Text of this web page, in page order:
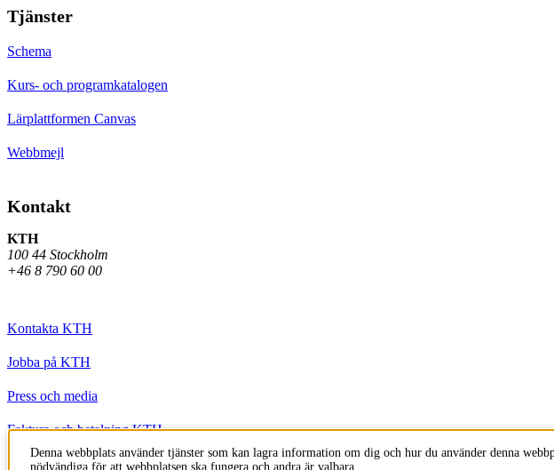
Tjänster
Schema
Kurs- och programkatalogen
Lärplattformen Canvas
Webbmejl
Kontakt
KTH
100 44 Stockholm
+46 8 790 60 00
Kontakta KTH
Jobba på KTH
Press och media
Faktura och betalning KTH
Om KTH:s webbplatser
Denna webbplats använder tjänster som kan lagra information om dig och hur du använder denna
nödvändiga för att webbplatsen ska fungera och andra är valbara.